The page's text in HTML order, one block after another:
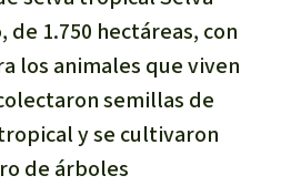
de 1.750 hectáreas, con
los animales que viven
semillas de
y se cultivaron
de árboles